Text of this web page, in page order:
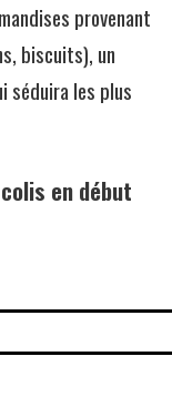
provenant
biscuits), un
séduira les plus
en début